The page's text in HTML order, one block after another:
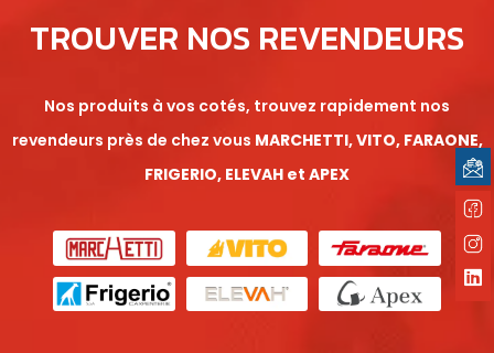
TROUVER NOS REVENDEURS
Nos produits à vos cotés, trouvez rapidement nos
revendeurs près de chez vous MARCHETTI, VITO, FARAONE,
FRIGERIO, ELEVAH et APEX